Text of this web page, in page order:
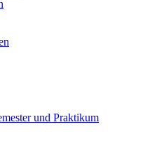
und Praktikum